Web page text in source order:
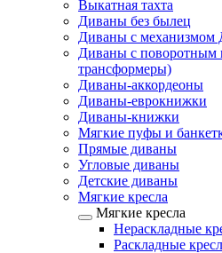
Выкатная тахта
Диваны без былец
Диваны с механизмом
Диваны с поворотным
трансформеры)
Диваны-аккордеоны
Диваны-еврокнижки
Диваны-книжки
Мягкие пуфы и
Прямые диваны
Угловые диваны
Детские диваны
Мягкие кресла
Мягкие кресла
Нераскладные
Раскладные